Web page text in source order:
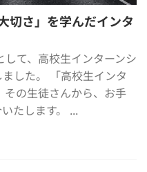
切さ」を学んだインタ
て、高校生インターンシ
した。 「高校生インタ
の生徒さんから、お手
たします。 ...